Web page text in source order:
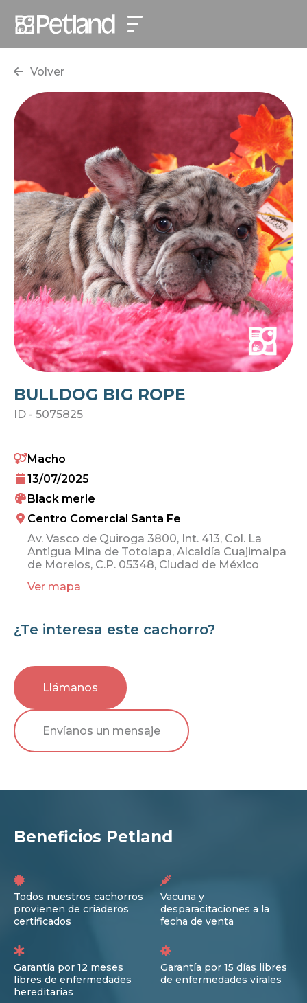
Volver
BULLDOG BIG ROPE
ID - 5075825
Macho
13/07/2025
Black merle
Centro Comercial Santa Fe
Av. Vasco de Quiroga 3800, Int. 413, Col. La
Antigua Mina de Totolapa, Alcaldía Cuajimalpa
de Morelos, C.P. 05348, Ciudad de México
Ver mapa
¿Te interesa este cachorro?
Llámanos
Envíanos un mensaje
Beneficios Petland
Todos nuestros cachorros
provienen de criaderos
certificados
Vacuna y
desparacitaciones a la
fecha de venta
Garantía por 12 meses
libres de enfermedades
hereditarias
Garantía por 15 días libres
de enfermedades virales